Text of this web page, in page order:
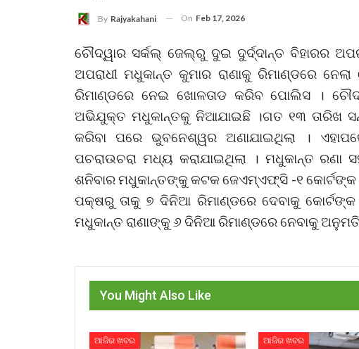
By Rajyakahani On Feb 17, 2026
ଚୌଦ୍ୱାର ସର୍କଲ୍ ଜେଲ୍‌ରୁ ଦୁଇ ଦୁର୍ଦ୍ଦାନ୍ତ ବିହାରର
ଅପରାଧୀ ମଧୁକାନ୍ତ କୁମାର ରାଣାକୁ ରିମାଣ୍ଡରେ
ରିମାଣ୍ଡରେ ନେଇ ଖୋଳତାଡ କରିବ ପୋଲିସ ।
ଅଭିଯୁକ୍ତ ମଧୁକାନ୍ତକୁ ନିଆଯାଇଛି ।ଗତ ୧୩ ତାରିଖ
କରିବା ପରେ ଭୁବନେଶ୍ୱର ଅଣାଯାଇଥିଲା ।
ପଚରାଉଚରା ମଧ୍ୟ କରାଯାଇଥିଲା । ମଧୁକାନ୍ତ ରଣା
ଶନିବାର ମଧୁକାନ୍ତଙ୍କୁ କଟକ ଜେଏମ୍ଏଫ୍ସି -୧ କୋର୍ଟଙ୍କ
ପକ୍ଷରୁ ତାକୁ ୭ ଦିନିଆ ରିମାଣ୍ଡରେ ଦେବାକୁ କୋର୍ଟଙ୍କ
ମଧୁକାନ୍ତ ରାଣାଙ୍କୁ ୬ ଦିନିଆ ରିମାଣ୍ଡରେ ନେବାକୁ
You Might Also Like
ଆଜିର ଖବର ଆଜିର ଖବର